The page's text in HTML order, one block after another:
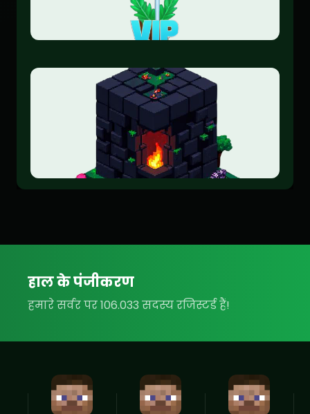
हाल के पंजीकरण
हमारे सर्वर पर 106.033 सदस्य रजिस्टर्ड हैं!